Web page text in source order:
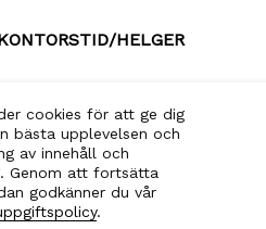
HELGER
DEL AV
cookies för att ge dig
bästa upplevelsen och
av innehåll och
Genom att fortsätta
godkänner du vår
.